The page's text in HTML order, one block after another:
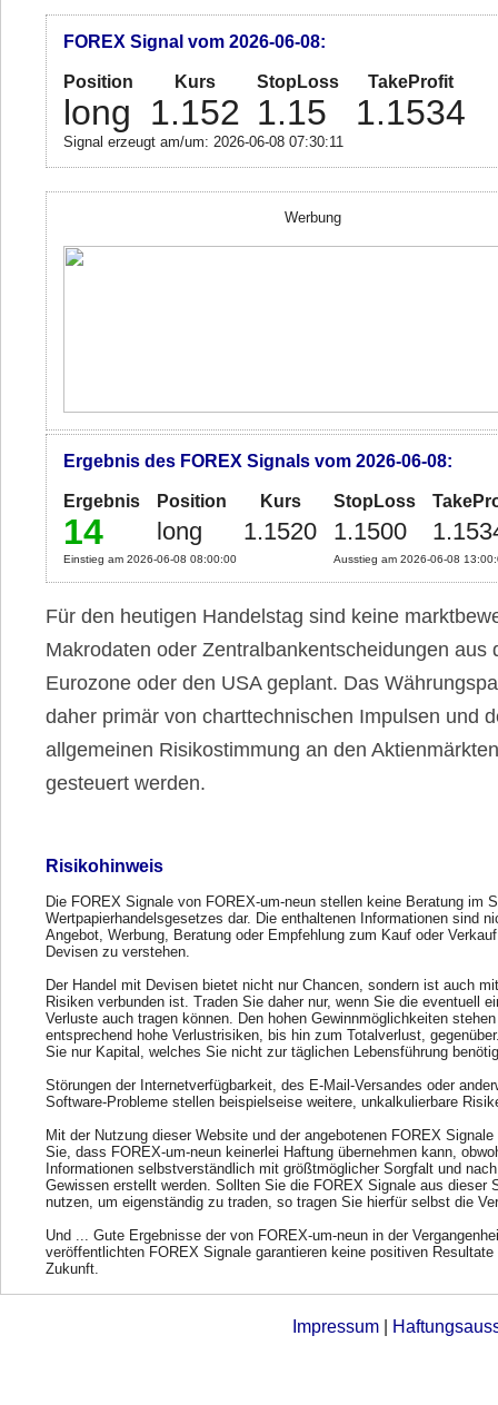
FOREX Signal vom 2026-06-08:
Position Kurs StopLoss TakeProfit
long 1.152 1.15 1.1534
Signal erzeugt am/um: 2026-06-08 07:30:11
Werbung
Ergebnis des FOREX Signals vom 2026-06-08:
Ergebnis Position Kurs StopLoss
14 long 1.1520 1.1500
Einstieg am 2026-06-08 08:00:00 Ausstieg am 2026-06-08
Für den heutigen Handelstag sind keine
Makrodaten oder Zentralbankentscheidungen aus
Eurozone oder den USA geplant. Das
daher primär von charttechnischen Impulsen und
allgemeinen Risikostimmung an den Aktienmärkten
gesteuert werden.
Risikohinweis
Die FOREX Signale von FOREX-um-neun stellen keine Beratung im
Wertpapierhandelsgesetzes dar. Die enthaltenen Informationen sind
Angebot, Werbung, Beratung oder Empfehlung zum Kauf oder
Devisen zu verstehen.
Der Handel mit Devisen bietet nicht nur Chancen, sondern ist auch
Risiken verbunden ist. Traden Sie daher nur, wenn Sie die eventuell
Verluste auch tragen können. Den hohen Gewinnmöglichkeiten stehen
entsprechend hohe Verlustrisiken, bis hin zum Totalverlust,
Sie nur Kapital, welches Sie nicht zur täglichen Lebensführung
Störungen der Internetverfügbarkeit, des E-Mail-Versandes oder
Software-Probleme stellen beispielseise weitere, unkalkulierbare
Mit der Nutzung dieser Website und der angebotenen FOREX
Sie, dass FOREX-um-neun keinerlei Haftung übernehmen kann,
Informationen selbstverständlich mit größtmöglicher Sorgfalt und
Gewissen erstellt werden. Sollten Sie die FOREX Signale aus dieser
nutzen, um eigenständig zu traden, so tragen Sie hierfür selbst die
Und ... Gute Ergebnisse der von FOREX-um-neun in der
veröffentlichten FOREX Signale garantieren keine positiven Resultate
Zukunft.
Impressum